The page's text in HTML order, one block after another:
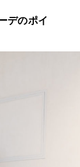
デのポイ